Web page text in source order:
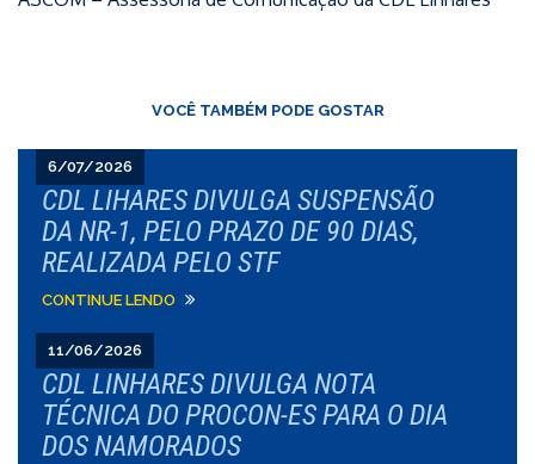
VOCÊ TAMBÉM PODE GOSTAR
6/07/2026
CDL LIHARES DIVULGA SUSPENSÃO
DA NR-1, PELO PRAZO DE 90 DIAS,
REALIZADA PELO STF
CONTINUE LENDO
11/06/2026
CDL LINHARES DIVULGA NOTA
TÉCNICA DO PROCON-ES PARA O DIA
DOS NAMORADOS